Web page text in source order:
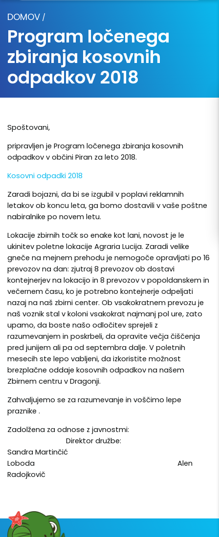
DOMOV /
Program ločenega
zbiranja kosovnih
odpadkov 2018
Spoštovani,
pripravljen je Program ločenega zbiranja kosovnih
odpadkov v občini Piran za leto 2018.
Kosovni odpadki 2018
Zaradi bojazni, da bi se izgubil v poplavi reklamnih
letakov ob koncu leta, ga bomo dostavili v vaše poštne
nabiralnike po novem letu.
Lokacije zbirnih točk so enake kot lani, novost je le
ukinitev poletne lokacije Agraria Lucija. Zaradi velike
gneče na mejnem prehodu je nemogoče opravljati po 16
prevozov na dan: zjutraj 8 prevozov ob dostavi
kontejnerjev na lokacijo in 8 prevozov v popoldanskem in
večernem času, ko je potrebno kontejnerje odpeljati
nazaj na naš zbirni center. Ob vsakokratnem prevozu je
naš voznik stal v koloni vsakokrat najmanj pol ure, zato
upamo, da boste našo odločitev sprejeli z
razumevanjem in poskrbeli, da opravite večja čiščenja
pred junijem ali pa od septembra dalje. V poletnih
mesecih ste lepo vabljeni, da izkoristite možnost
brezplačne oddaje kosovnih odpadkov na našem
Zbirnem centru v Dragonji.
Zahvaljujemo se za razumevanje in voščimo lepe
praznike .
Zadolžena za odnose z javnostmi:
Direktor družbe:
Sandra Martinčić
Loboda Alen
Radojkovič